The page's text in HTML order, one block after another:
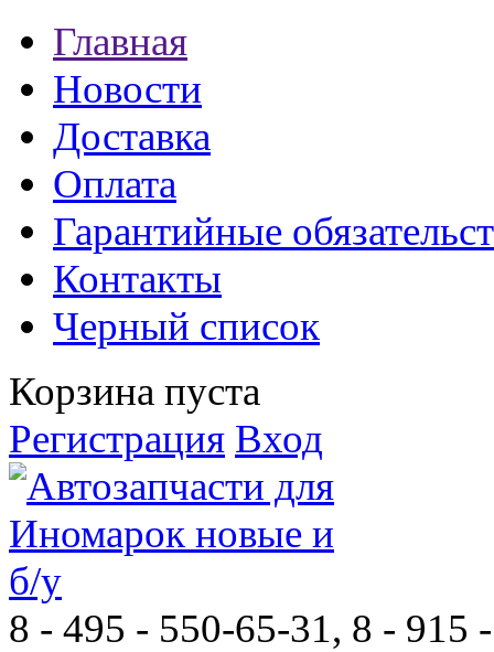
Главная
Новости
Доставка
Оплата
Гарантийные
Контакты
Черный список
Корзина пуста
Регистрация Вход
8 - 495 - 550-65-31, 8 - 915